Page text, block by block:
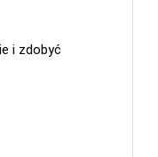
i zdobyć